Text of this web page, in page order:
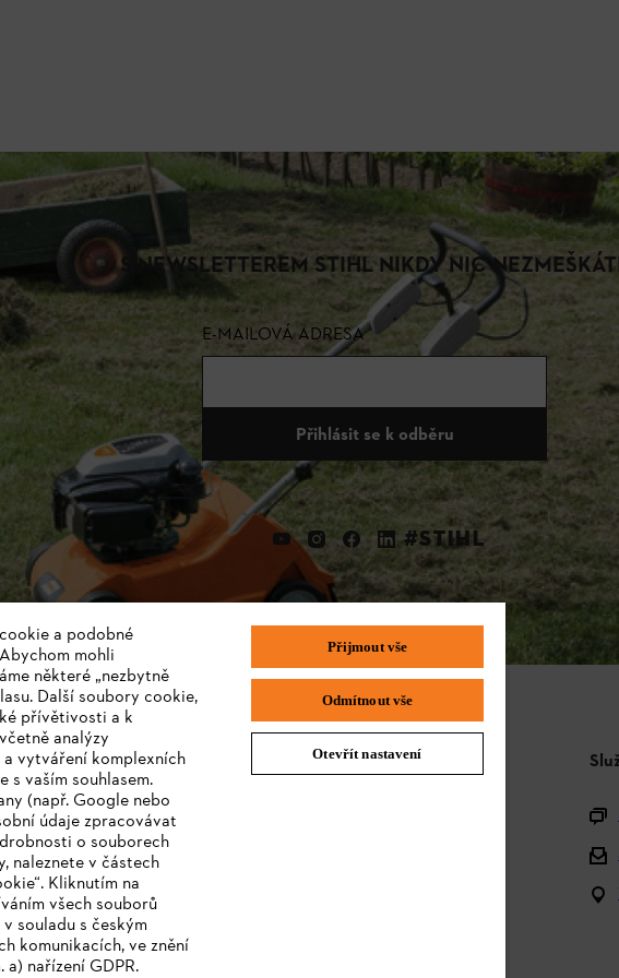
S NEWSLETTEREM STIHL NIKDY NIC
E-MAILOVÁ ADRESA
Přihlásit se k odběru
#STIHL
a podobné
mohli
některé „nezbytně
Další soubory cookie,
přívětivosti a k
analýzy
vytváření komplexních
s vaším souhlasem.
(např. Google nebo
údaje zpracovávat
o souborech
naleznete v částech
Kliknutím na
všech souborů
souladu s českým
komunikacích, ve znění
a) nařízení GDPR.
Přijmout vše
Odmítnout vše
Otevřít nastavení